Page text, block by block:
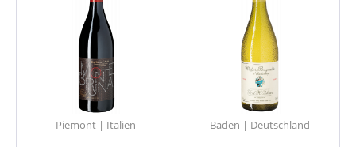
Piemont | Italien Baden | Deutschland